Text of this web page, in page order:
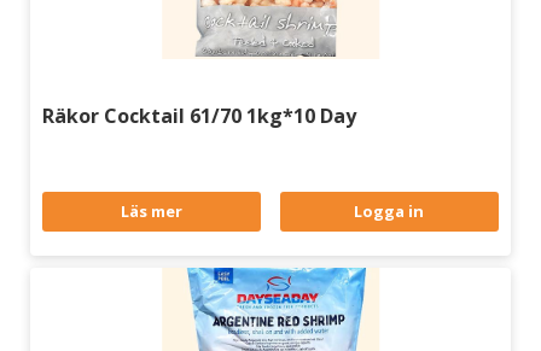
Räkor Cocktail 61/70 1kg*10 Day
Läs mer Logga in